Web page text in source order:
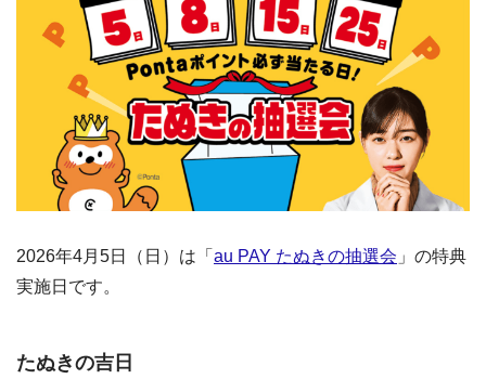
2026年4月5日（日）は「 au PAY たぬきの抽選会 」の特典
実施日です。
たぬきの吉日